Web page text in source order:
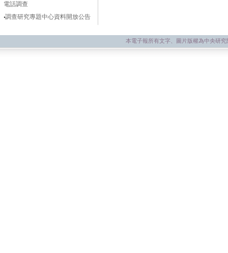
電話調查
‧調查研究專題中心資料開放公告
本電子報所有文字、圖片版權為中央研